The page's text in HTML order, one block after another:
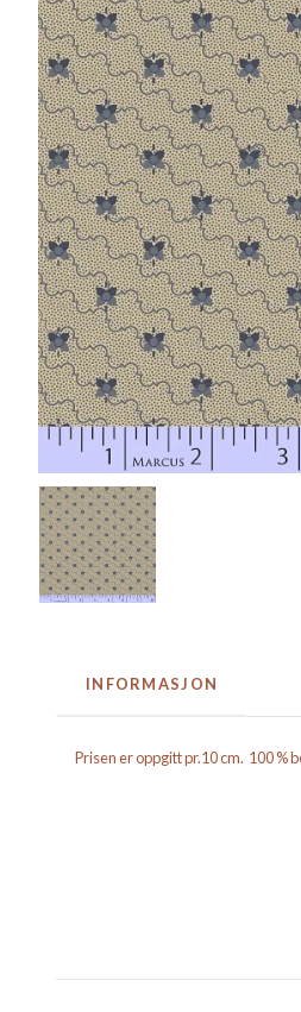
INFORMASJON
Prisen er oppgitt pr.10 cm. 100 %